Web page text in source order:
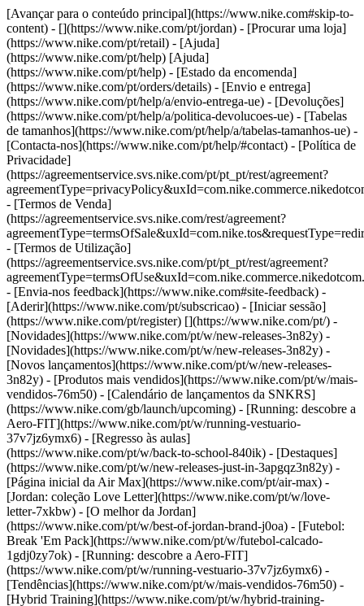
[Avançar para o conteúdo principal](https://www.nike.com#skip-to-
content) - [](https://www.nike.com/pt/jordan) - [Procurar uma loja]
(https://www.nike.com/pt/retail) - [Ajuda]
(https://www.nike.com/pt/help) [Ajuda]
(https://www.nike.com/pt/help) - [Estado da encomenda]
(https://www.nike.com/pt/orders/details) - [Envio e entrega]
(https://www.nike.com/pt/help/a/envio-entrega-ue) - [Devoluções]
(https://www.nike.com/pt/help/a/politica-devolucoes-ue) - [Tabelas
de tamanhos](https://www.nike.com/pt/help/a/tabelas-tamanhos-ue) -
[Contacta-nos](https://www.nike.com/pt/help/#contact) - [Política de
Privacidade]
(https://agreementservice.svs.nike.com/pt/pt_pt/rest/agreement?
- [Termos de Venda]
(https://agreementservice.svs.nike.com/rest/agreement?
- [Termos de Utilização]
(https://agreementservice.svs.nike.com/pt/pt_pt/rest/agreement?
- [Envia-nos feedback](https://www.nike.com#site-feedback) -
[Aderir](https://www.nike.com/pt/subscricao) - [Iniciar sessão]
(https://www.nike.com/pt/register) [](https://www.nike.com/pt/) -
[Novidades](https://www.nike.com/pt/w/new-releases-3n82y) -
[Novidades](https://www.nike.com/pt/w/new-releases-3n82y) -
[Novos lançamentos](https://www.nike.com/pt/w/new-releases-
3n82y) - [Produtos mais vendidos](https://www.nike.com/pt/w/mais-
vendidos-76m50) - [Calendário de lançamentos da SNKRS]
(https://www.nike.com/gb/launch/upcoming) - [Running: descobre a
Aero-FIT](https://www.nike.com/pt/w/running-vestuario-
37v7jz6ymx6) - [Regresso às aulas]
(https://www.nike.com/pt/w/back-to-school-840ik) - [Destaques]
(https://www.nike.com/pt/w/new-releases-just-in-3apgqz3n82y) -
[Página inicial da Air Max](https://www.nike.com/pt/air-max) -
[Jordan: coleção Love Letter](https://www.nike.com/pt/w/love-
letter-7xkbw) - [O melhor da Jordan]
(https://www.nike.com/pt/w/best-of-jordan-brand-j0oa) - [Futebol:
Break 'Em Pack](https://www.nike.com/pt/w/futebol-calcado-
1gdj0zy7ok) - [Running: descobre a Aero-FIT]
(https://www.nike.com/pt/w/running-vestuario-37v7jz6ymx6) -
[Tendências](https://www.nike.com/pt/w/mais-vendidos-76m50) -
[Hybrid Training](https://www.nike.com/pt/w/hybrid-training-